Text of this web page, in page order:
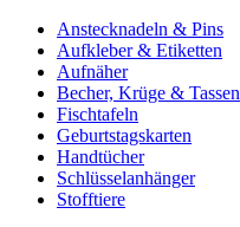
Anstecknadeln & Pins
Aufkleber & Etiketten
Aufnäher
Becher, Krüge & Tassen
Fischtafeln
Geburtstagskarten
Handtücher
Schlüsselanhänger
Stofftiere